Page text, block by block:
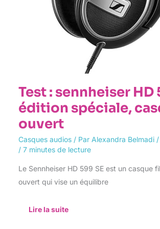
Test : sennheiser HD
édition spéciale,
ouvert
Casques audios/ Par Alexandra Belmadi /
/ 7 minutes de lecture
Le Sennheiser HD 599 SE est un casque
ouvert qui vise un équilibre
Lire la suite